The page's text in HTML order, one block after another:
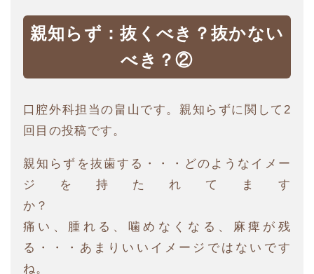
親知らず：抜くべき？抜かない
べき？②
口腔外科担当の畠山です。親知らずに関して2
回目の投稿です。
親知らずを抜歯する・・・どのようなイメー
ジを持たれてます
か？
痛い、腫れる、噛めなくなる、麻痺が残
る・・・あまりいいイメージではないです
ね。